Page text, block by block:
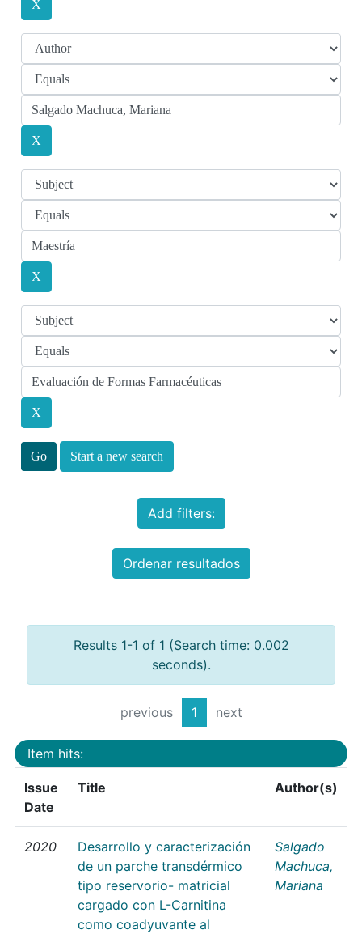
Start a new search
Add filters:
Ordenar resultados
Results 1-1 of 1 (Search time: 0.002
seconds).
previous 1 next
Item hits:
Issue
Date
Title Author(s)
2020
Desarrollo y caracterización
de un parche transdérmico
tipo reservorio- matricial
cargado con L-Carnitina
como coadyuvante al
Salgado
Machuca,
Mariana